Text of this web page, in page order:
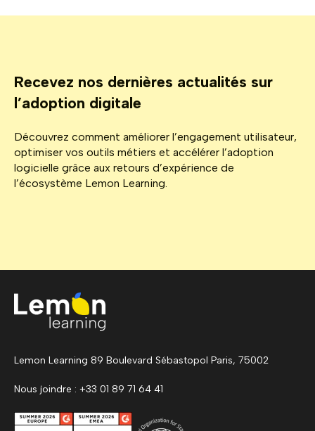
Recevez nos dernières actualités sur
l’adoption digitale
Découvrez comment améliorer l’engagement utilisateur,
optimiser vos outils métiers et accélérer l’adoption
logicielle grâce aux retours d’expérience de
l’écosystème Lemon Learning.
Lemon Learning 89 Boulevard Sébastopol Paris, 75002
Nous joindre : +33 01 89 71 64 41